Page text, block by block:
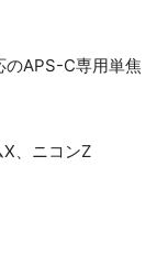
APS-C専用単焦
X、ニコンZ